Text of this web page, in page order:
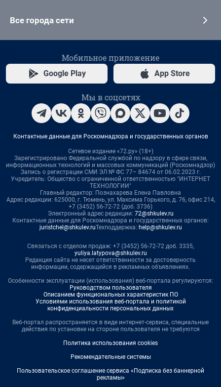
Все города сети
Мобильное приложение
Google Play App Store
Мы в соцсетях
Контактные данные для Роскомнадзора и государственных органов
Сетевое издание «72.ру» (18+)
Зарегистрировано Федеральной службой по надзору в сфере связи,
информационных технологий и массовых коммуникаций (Роскомнадзор)
Запись о регистрации СМИ ЭЛ № ФС 77– 84674 от 06.02.2023 г.
Учредитель: Общество с ограниченной ответственностью "ИНТЕРНЕТ
ТЕХНОЛОГИИ"
Главный редактор: Познахарева Елена Павловна
Адрес редакции: 625000, г. Тюмень, ул. Максима Горького, д. 76, офис 214,
+7 (3452) 56-72-72 (доб. 3736)
Электронный адрес редакции: 72@shkulev.ru
Контактные данные для Роскомнадзора и государственных органов:
juristchel@shkulev.ruТехподдержка: help@shkulev.ru
Связаться с отделом продаж: +7 (3452) 56-72-72 доб. 3335,
yuliya.latypova@shkulev.ru
Редакция сайта не несет ответственности за достоверность
информации, содержащейся в рекламных объявлениях.
Особенности эксплуатации (использования) веб-портала регулируются:
Руководством пользователя
Описанием функциональных характеристик ПО
Условиями использования веб-портала и политикой
конфиденциальности персональных данных
Веб-портал распространяется в виде интернет-сервиса, специальные
действия по установке на стороне пользователя не требуются
Политика использования cookies
Рекомендательные системы
Пользовательское соглашение сервиса «Подписка без баннерной
рекламы»